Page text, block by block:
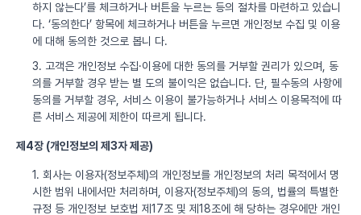
하지 않는다’를 체크하거나 버튼을 누르는 등의 절차를 마련하고 있습니
다. ‘동의한다’ 항목에 체크하거나 버튼을 누르면 개인정보 수집 및 이용
에 대해 동의한 것으로 봅니 다.
3. 고객은 개인정보 수집·이용에 대한 동의를 거부할 권리가 있으며, 동
의를 거부할 경우 받는 별 도의 불이익은 없습니다. 단, 필수동의 사항에
동의를 거부할 경우, 서비스 이용이 불가능하거나 서비스 이용목적에 따
른 서비스 제공에 제한이 따르게 됩니다.
제4장 (개인정보의 제3자 제공)
1. 회사는 이용자(정보주체)의 개인정보를 개인정보의 처리 목적에서 명
시한 범위 내에서만 처리하며, 이용자(정보주체)의 동의, 법률의 특별한
규정 등 개인정보 보호법 제17조 및 제18조에 해 당하는 경우에만 개인